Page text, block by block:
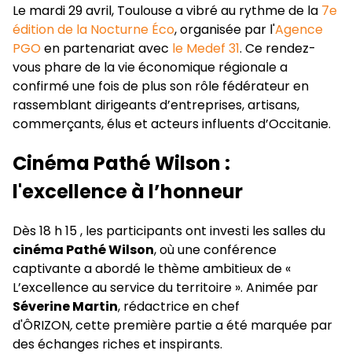
Le mardi 29 avril, Toulouse a vibré au rythme de la 7e
édition de la Nocturne Éco, organisée par l'Agence
PGOen partenariat avec le Medef 31. Ce rendez-
vous phare de la vie économique régionale a
confirmé une fois de plus son rôle fédérateur en
rassemblant dirigeants d’entreprises, artisans,
commerçants, élus et acteurs influents d’Occitanie.
Cinéma Pathé Wilson :
l'excellence à l’honneur
Dès 18 h 15 , les participants ont investi les salles du
cinéma Pathé Wilson, où une conférence
captivante a abordé le thème ambitieux de «
L’excellence au service du territoire ». Animée par
Séverine Martin, rédactrice en chef
d'ÔRIZON,cette première partie a été marquée par
des échanges riches et inspirants.